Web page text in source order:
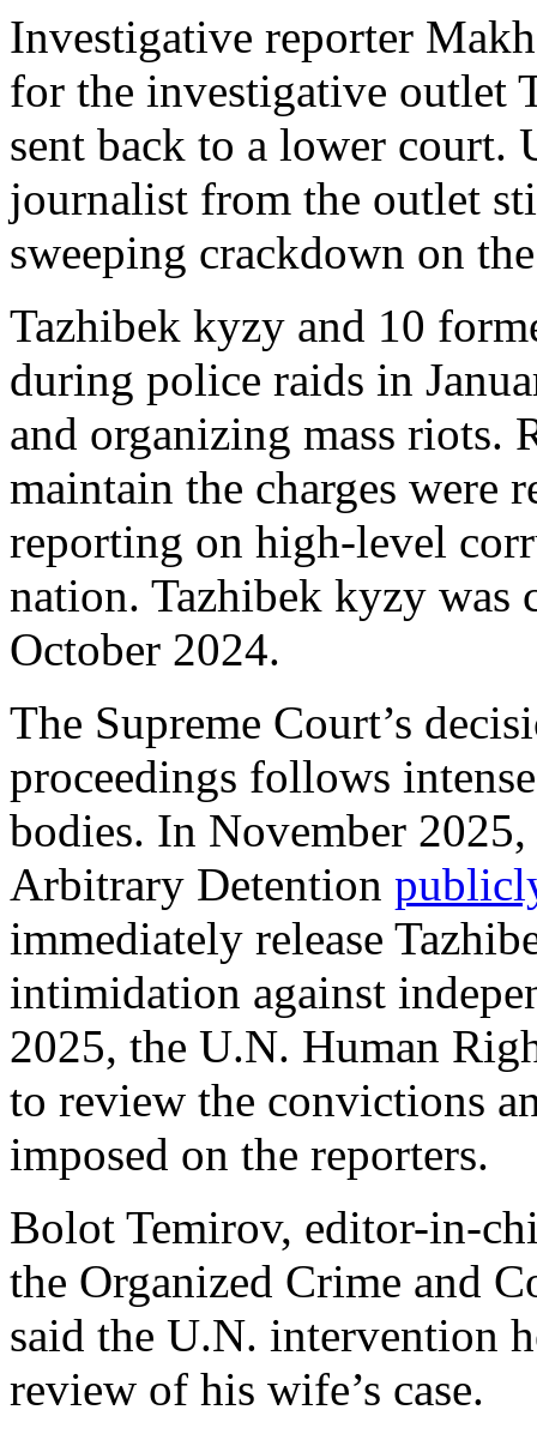
Investigative reporter
for the investigative outlet
sent back to a lower court.
journalist from the outlet
sweeping crackdown on
Tazhibek kyzy and 10
during police raids in
and organizing mass riots.
maintain the charges were
reporting on high-level
nation. Tazhibek kyzy was
October 2024.
The Supreme Court’s
proceedings follows
bodies. In November
Arbitrary Detention
immediately release
intimidation against
2025, the U.N. Human
to review the convictions
imposed on the reporters.
Bolot Temirov, editor-in-
the Organized Crime and
said the U.N. intervention
review of his wife’s case.